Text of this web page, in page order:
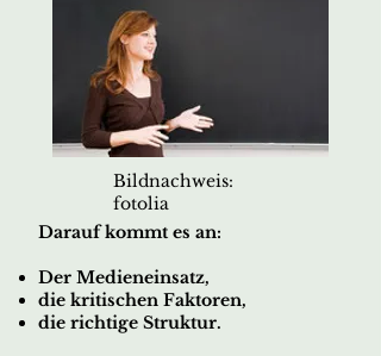
Bildnachweis:
fotolia
Darauf kommt es an:
Der Medieneinsatz,
die kritischen Faktoren,
die richtige Struktur.